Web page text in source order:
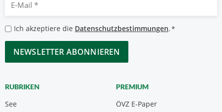
Mail
*
Datenschutzbestimmungen
*
Ich akzeptiere die Datenschutzbestimmungen.*
CAPTCHA
RUBRIKEN
See
PREMIUM
ÖVZ E-Paper